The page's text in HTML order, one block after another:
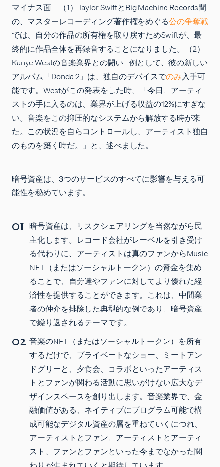
マイナス面：
（1）Taylor SwiftとBig Machine Records間
の、マスターレコーディング著作権をめぐる公の争奪戦
では、自分の作品の所有権を取り戻すためSwiftが、最
終的に作品全体を再録音することになりました。（2）
Kanye Westの音楽業界との闘い - 例として、彼の新しい
アルバム「Donda 2」は、独自のデバイスでのみ入手可
能です。Westがこの発表をした時、「今日、アーティ
ストの手に入るのは、業界が上げる収益の12%にすぎな
い。音楽をこの抑圧的なシステムから解放する時が来
た。この状況を自らコントロールし、アーティスト独自
のものを築く時だ。」と、述べました。
暗号資産は、3つのサービスのすべてに影響を与える可
能性を秘めています。
暗号資産は、リスクシェアリングを当然ながら民
主化します。レコード会社がレーベルを引き受け
る代わりに、アーティストは真のファンからMusic
NFT（またはソーシャルトークン）の資金を集め
ることで、自分達やファンに対してより優れた経
済性を提供することができます。これは、中間業
者の仲介を排除した典型的な例であり、暗号資産
で繰り返されるテーマです。
音楽のNFT（またはソーシャルトークン）を所有
するだけで、プライベートなショー、ミートアン
ドグリーと、夕食会、コラボといったアーティス
トとファンが関わる活動に思いがけない広大なデ
ザインスペースを創り出します。音楽業界で、金
融価値がある、ネイティブにプログラム可能で構
成可能なデジタル資産の層を重ねていくにつれ、
アーティストとファン、アーティストとアーティ
スト、ファンとファンといった今までなかった関